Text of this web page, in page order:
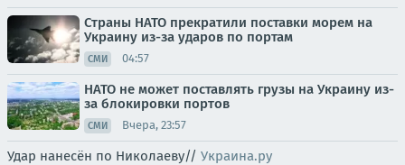
Страны НАТО прекратили поставки морем на
Украину из-за ударов по портам
СМИ 04:57
НАТО не может поставлять грузы на Украину из-
за блокировки портов
СМИ Вчера, 23:57
Удар нанесён по Николаеву// Украина.ру